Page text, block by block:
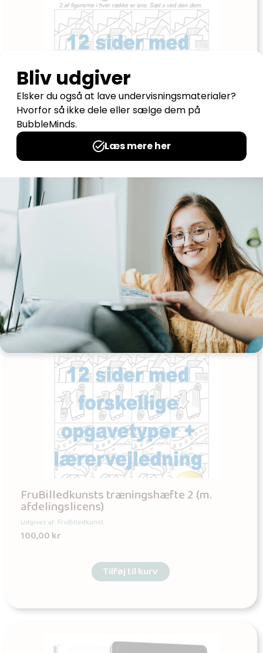
FruBilledkunsts træningshæfte 2 (m.
personlig licens)
Udgives af: FruBilledkunst
20,00kr
FruBilledkunsts træningshæfte 2 (m.
afdelingslicens)
Udgives af: FruBilledkunst
100,00kr
Tilføj til kurv